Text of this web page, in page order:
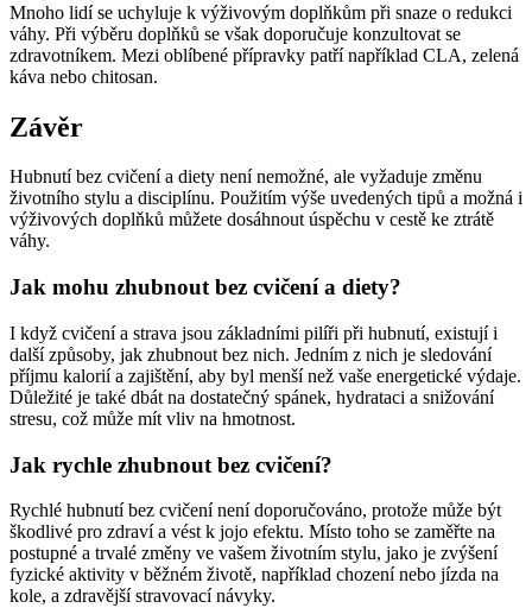
Mnoho lidí se uchyluje k výživovým doplňkům při snaze o redukci
váhy. Při výběru doplňků se však doporučuje konzultovat se
zdravotníkem. Mezi oblíbené přípravky patří například CLA, zelená
káva nebo chitosan.
Závěr
Hubnutí bez cvičení a diety není nemožné, ale vyžaduje změnu
životního stylu a disciplínu. Použitím výše uvedených tipů a možná i
výživových doplňků můžete dosáhnout úspěchu v cestě ke ztrátě
váhy.
Jak mohu zhubnout bez cvičení a diety?
I když cvičení a strava jsou základními pilíři při hubnutí, existují i
další způsoby, jak zhubnout bez nich. Jedním z nich je sledování
příjmu kalorií a zajištění, aby byl menší než vaše energetické výdaje.
Důležité je také dbát na dostatečný spánek, hydrataci a snižování
stresu, což může mít vliv na hmotnost.
Jak rychle zhubnout bez cvičení?
Rychlé hubnutí bez cvičení není doporučováno, protože může být
škodlivé pro zdraví a vést k jojo efektu. Místo toho se zaměřte na
postupné a trvalé změny ve vašem životním stylu, jako je zvýšení
fyzické aktivity v běžném životě, například chození nebo jízda na
kole, a zdravější stravovací návyky.